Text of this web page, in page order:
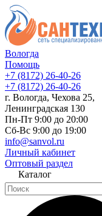
Вологда
Помощь
+7 (8172) 26-40-26
+7 (8172) 26-40-26
г. Вологда, Чехова 25,
Ленинградская 130
Пн-Пт 9:00 до 20:00
Сб-Вс 9:00 до 19:00
info@sanvol.ru
Личный кабинет
Оптовый раздел
Каталог